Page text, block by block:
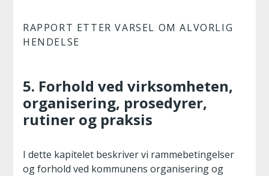
RAPPORT ETTER VARSEL OM ALVORLIG
HENDELSE
5. Forhold ved virksomheten,
organisering, prosedyrer,
rutiner og praksis
I dette kapitelet beskriver vi rammebetingelser
og forhold ved kommunens organisering og